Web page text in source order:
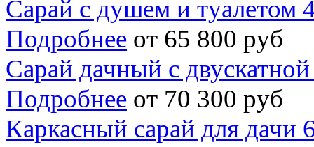
Сарай с душем и туалетом
Подробнее от 65 800 руб
Сарай дачный с
Подробнее от 70 300 руб
Каркасный сарай для дачи